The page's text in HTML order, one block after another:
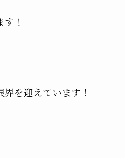
！
を迎えています！